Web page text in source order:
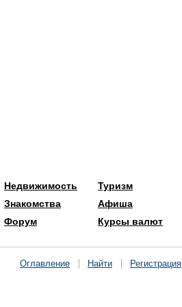
Недвижимость
Знакомства
Форум
Туризм
Афиша
Курсы валют
Оглавление Найти Регистрация